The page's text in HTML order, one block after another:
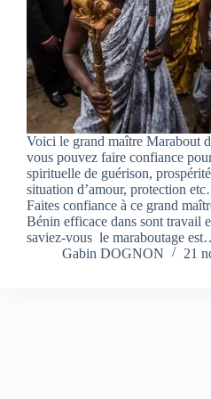
Voici le grand maître Marabout
vous pouvez faire confiance
spirituelle de guérison,
situation d’amour, protection
Faites confiance à ce grand
Bénin efficace dans sont travail
saviez-vous le maraboutage
Gabin DOGNON
21